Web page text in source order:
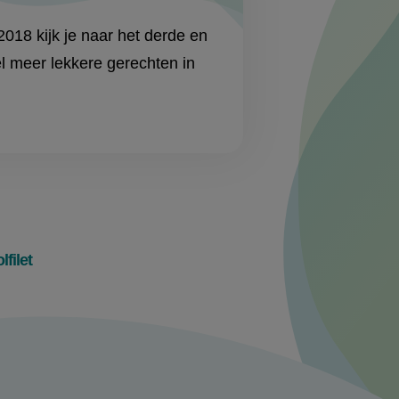
kijk je naar het derde en
meer lekkere gerechten in